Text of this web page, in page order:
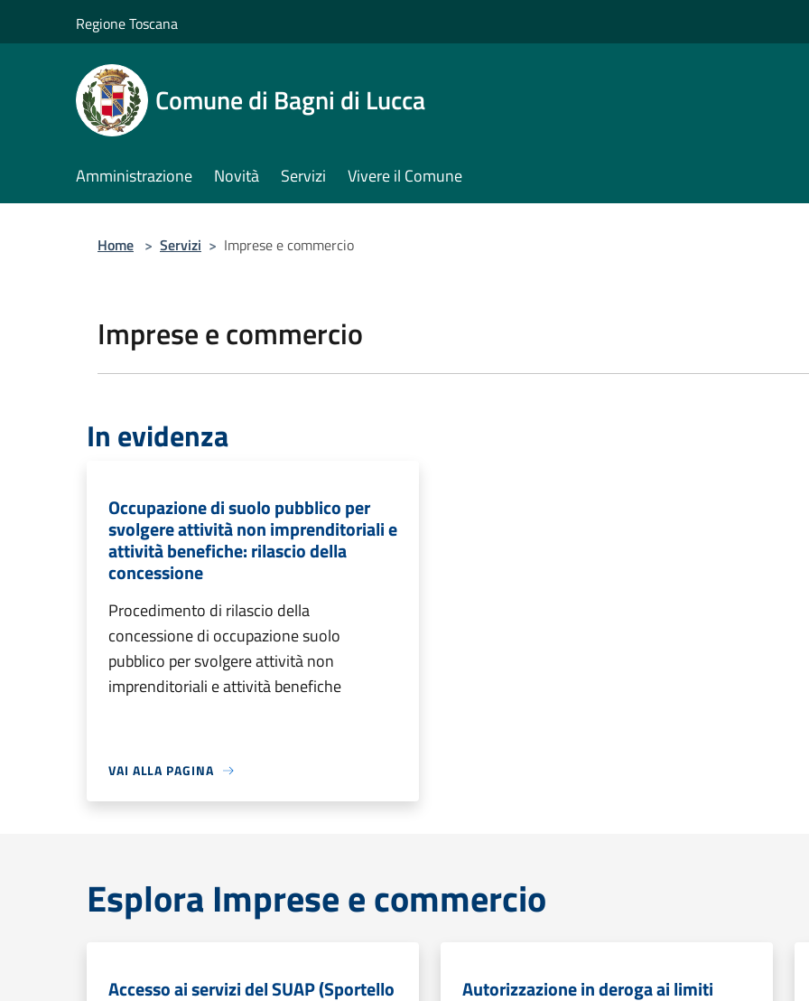
Regione Toscana
Comune di Bagni di Lucca
Amministrazione Novità Servizi Vivere il Comune
Home > Servizi > Imprese e commercio
Imprese e commercio
In evidenza
Occupazione di suolo pubblico per
svolgere attività non imprenditoriali e
attività benefiche: rilascio della
concessione
Procedimento di rilascio della
concessione di occupazione suolo
pubblico per svolgere attività non
imprenditoriali e attività benefiche
VAI ALLA PAGINA
Esplora Imprese e commercio
Accesso ai servizi del SUAP (Sportello Autorizzazione in deroga ai limiti